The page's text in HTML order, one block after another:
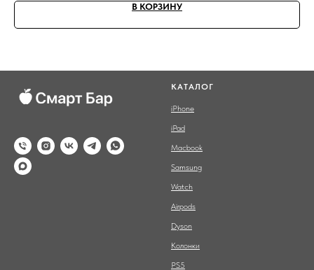
В КОРЗИНУ
КАТАЛОГ
iPhone
iPad
Macbook
Samsung
Watch
Airpods
Dyson
Колонки
PS5